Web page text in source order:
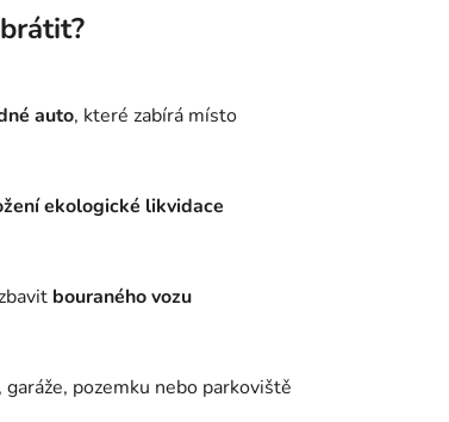
auto, které zabírá místo
ekologické likvidace
bouraného vozu
pozemku nebo parkoviště